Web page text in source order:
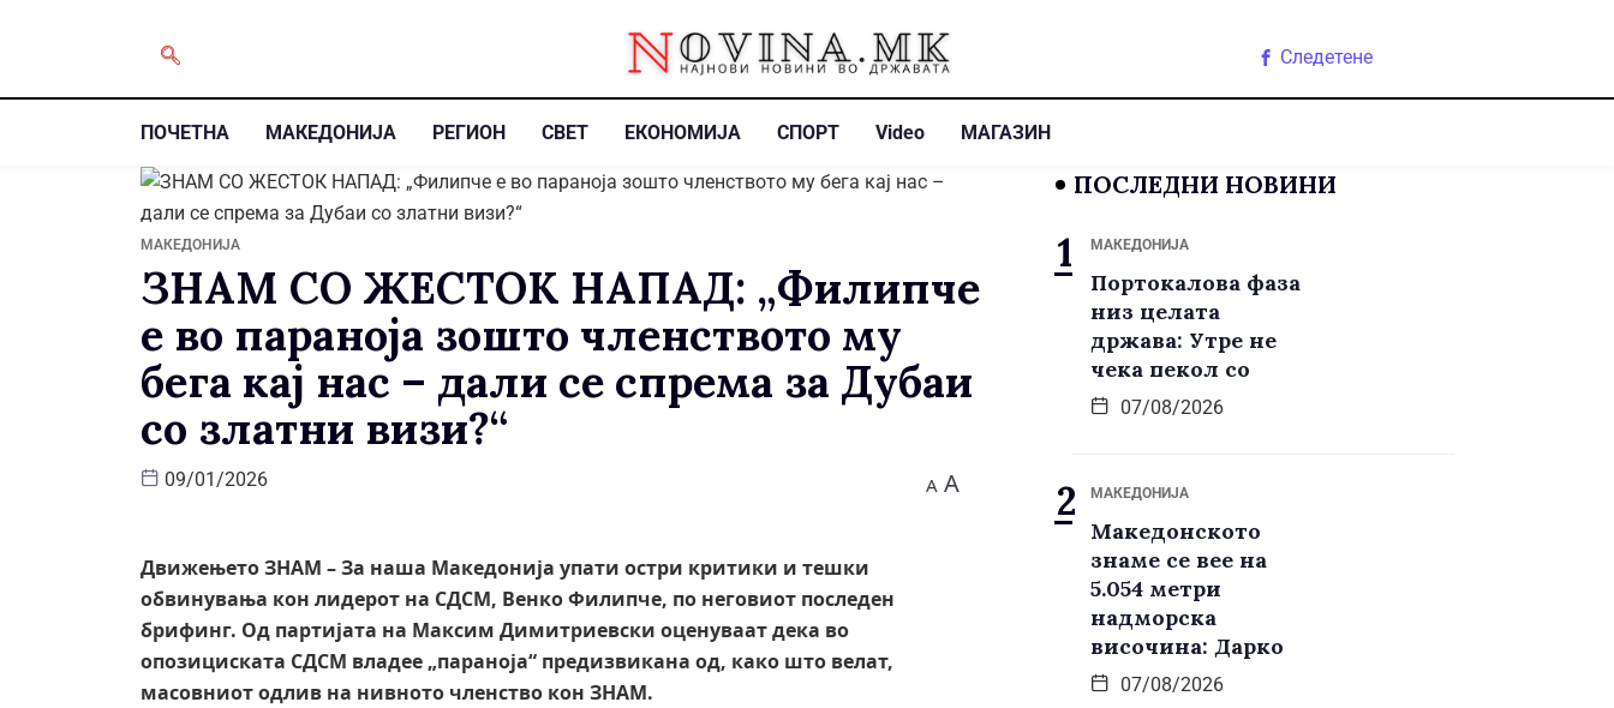
Следетене
ПОЧЕТНА МАКЕДОНИЈА РЕГИОН СВЕТ ЕКОНОМИЈА СПОРТ Video МАГАЗИН
МАКЕДОНИЈА
ЗНАМ СО ЖЕСТОК НАПАД: „Филипче
е во параноја зошто членството му
бега кај нас – дали се спрема за Дубаи
со златни визи?“
09/01/2026 A A
Движењето ЗНАМ – За наша Македонија упати остри критики и тешки
обвинувања кон лидерот на СДСМ, Венко Филипче, по неговиот последен
брифинг. Од партијата на Максим Димитриевски оценуваат дека во
опозициската СДСМ владее „параноја“ предизвикана од, како што велат,
масовниот одлив на нивното членство кон ЗНАМ.
ПОСЛЕДНИ НОВИНИ
МАКЕДОНИЈА
Портокалова фаза
низ целата
држава: Утре не
чека пекол со
07/08/2026
МАКЕДОНИЈА
Македонското
знаме се вее на
5.054 метри
надморска
височина: Дарко
07/08/2026